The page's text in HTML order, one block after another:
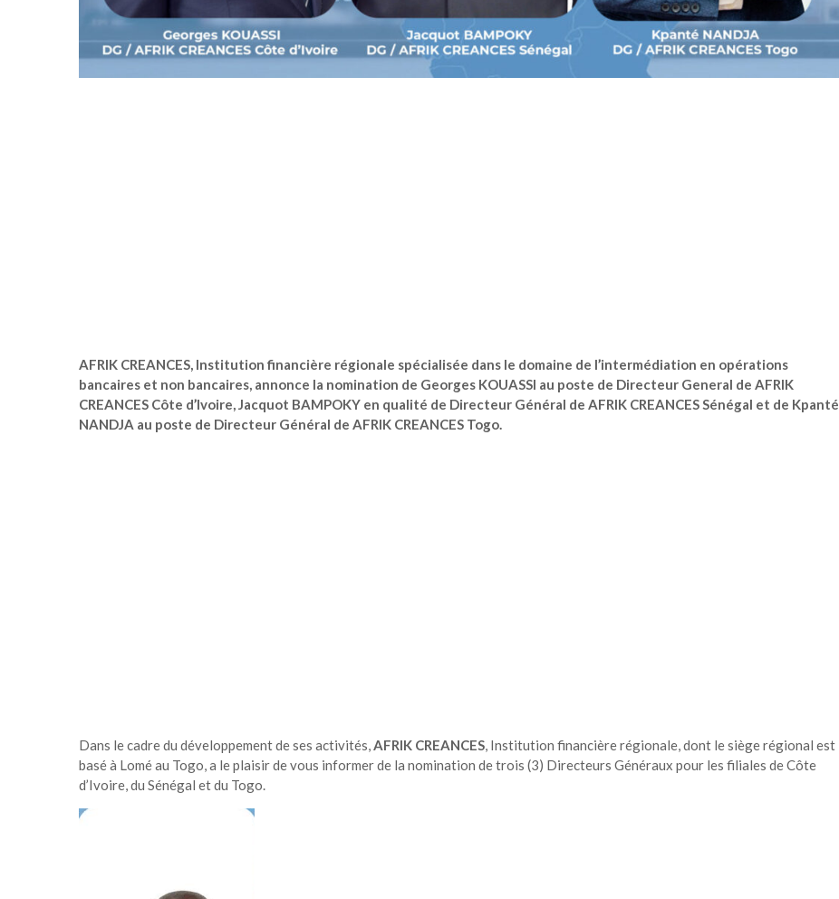
AFRIK CREANCES, Institution financière régionale spécialisée dans le domaine de l’intermédiation en opérations
bancaires et non bancaires, annonce la nomination de Georges KOUASSI au poste de Directeur General de AFRIK
CREANCES Côte d’Ivoire, Jacquot BAMPOKY en qualité de Directeur Général de AFRIK CREANCES Sénégal et de Kpanté
NANDJA au poste de Directeur Général de AFRIK CREANCES Togo.
Dans le cadre du développement de ses activités,AFRIK CREANCES, Institution financière régionale, dont le siège régional est
basé à Lomé au Togo, a le plaisir de vous informer de la nomination de trois (3) Directeurs Généraux pour les filiales de Côte
d’Ivoire, du Sénégal et du Togo.